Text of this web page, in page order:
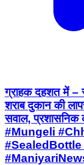
ग्राहक दहशत में –
शराब दुकान की
सवाल, प्रशासनिक
#Mungeli